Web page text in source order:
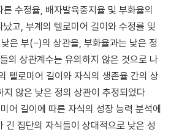
수정율, 배자발육중지율 및 부화율의
고, 부계의 텔로미어 길이와 수정률 및
은 부(−)의 상관을, 부화율과는 낮은 정
의 상관계수는 유의하지 않은 것으로 나
텔로미어 길이와 자식의 생존율 간의 상
않은 낮은 정의 상관이 추정되었다
어 길이에 따른 자식의 성장 능력 분석에
긴 집단의 자식들이 상대적으로 낮은 성